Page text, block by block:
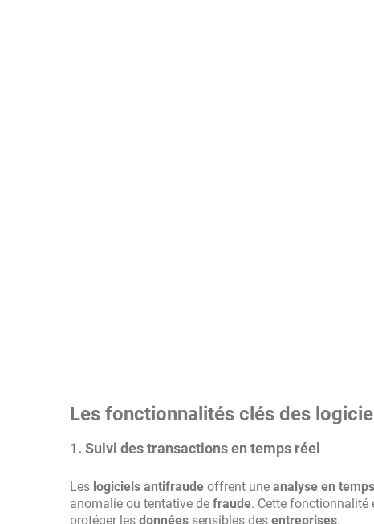
Les fonctionnalités clés des
1. Suivi des transactions en temps réel
Les logiciels antifraude offrent une analyse en
anomalie ou tentative de fraude. Cette fonctionnalité
protéger les données sensibles des entreprises.